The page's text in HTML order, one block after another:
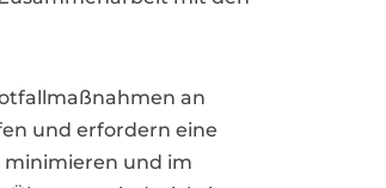
an
und erfordern eine
minimieren und im